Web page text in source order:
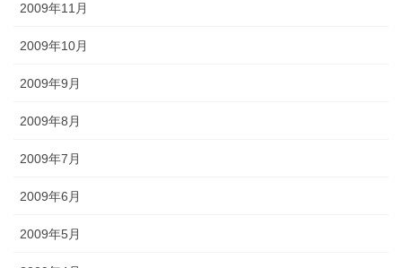
2009年11月
2009年10月
2009年9月
2009年8月
2009年7月
2009年6月
2009年5月